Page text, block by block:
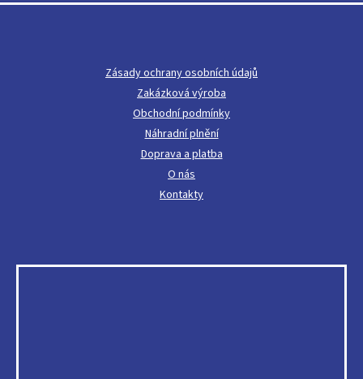
á
Zásady ochrany osobních údajů
Zakázková výroba
Obchodní podmínky
Náhradní plnění
Doprava a platba
O nás
Kontakty